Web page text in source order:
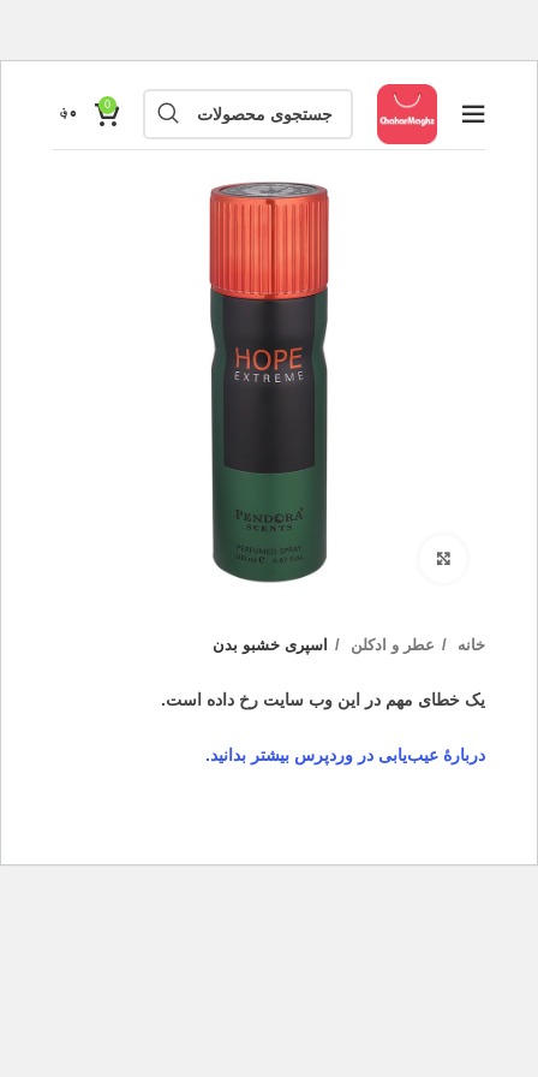
0 ۰؋
بزرگنمایی تصویر
خانه عطر و ادکلن اسپری خشبو بدن
یک خطای مهم در این وب سایت رخ داده است.
دربارهٔ عیب‌یابی در وردپرس بیشتر بدانید.